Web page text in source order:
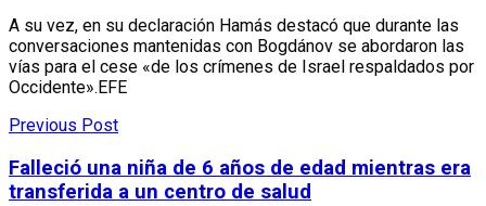
A su vez, en su declaración Hamás destacó que durante las
conversaciones mantenidas con Bogdánov se abordaron las
vías para el cese «de los crímenes de Israel respaldados por
Occidente».EFE
Previous Post
Falleció una niña de 6 años de edad mientras era
transferida a un centro de salud